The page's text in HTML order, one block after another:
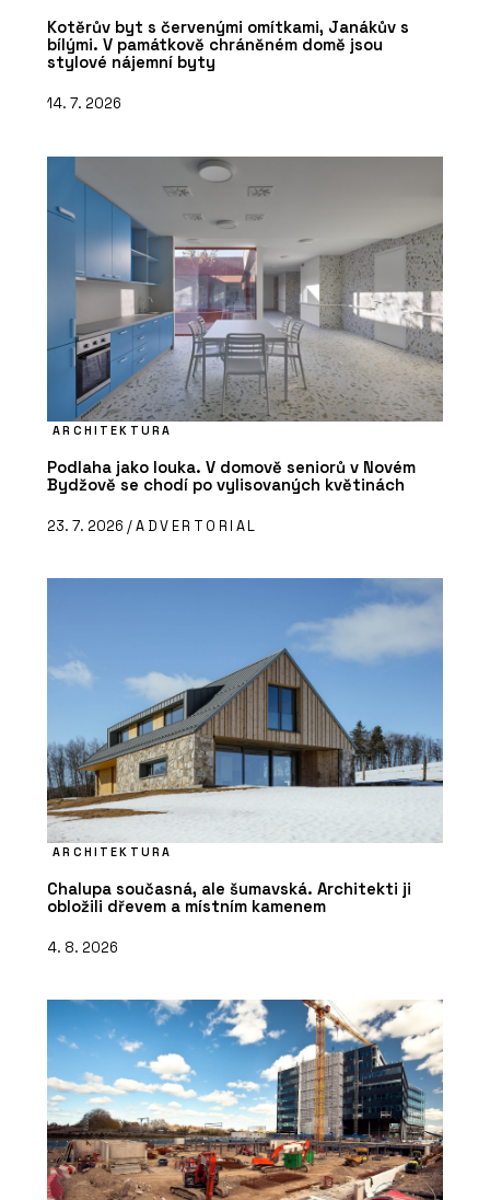
Kotěrův byt s červenými omítkami, Janákův s
bílými. V památkově chráněném domě jsou
stylové nájemní byty
14. 7. 2026
ARCHITEKTURA
Podlaha jako louka. V domově seniorů v Novém
Bydžově se chodí po vylisovaných květinách
23. 7. 2026 /ADVERTORIAL
ARCHITEKTURA
Chalupa současná, ale šumavská. Architekti ji
obložili dřevem a místním kamenem
4. 8. 2026